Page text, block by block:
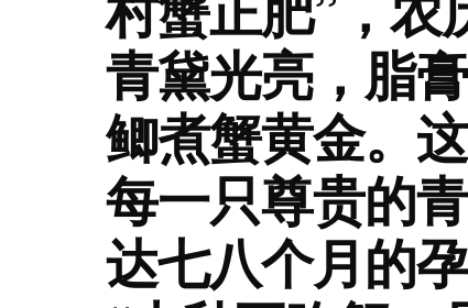
青黛光亮，脂
鲫煮蟹黄金。
每一只尊贵的
达七八个月的